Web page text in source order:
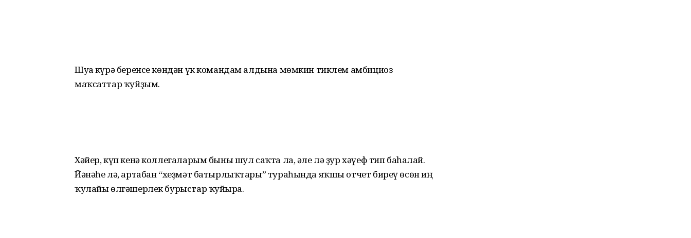
Шуға күрә беренсе көндән үк командам алдына мөмкин тиклем амбициоз
маҡсаттар ҡуйҙым.
Хәйер, күп кенә коллегаларым быны шул саҡта ла, әле лә ҙур хәүеф тип баһалай.
Йәнәһе лә, артабан “хеҙмәт батырлыҡтары” тураһында яҡшы отчет биреү өсөн иң
ҡулайы өлгәшерлек бурыс­тар ҡуйырға.